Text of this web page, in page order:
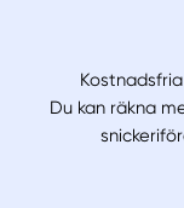
Du kan räkna